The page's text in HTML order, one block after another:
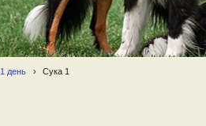
1 день › Сука 1